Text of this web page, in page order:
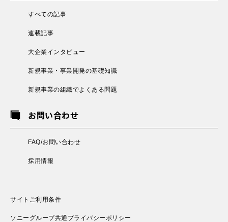
すべての記事
連載記事
大企業インタビュー
新規事業・事業開発の基礎知識
新規事業の組織でよくある問題
お問い合わせ
FAQ/お問い合わせ
採用情報
サイトご利用条件
ソニーグループ共通プライバシーポリシー